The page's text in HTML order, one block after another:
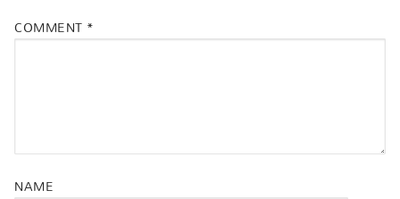
COMMENT *
NAME